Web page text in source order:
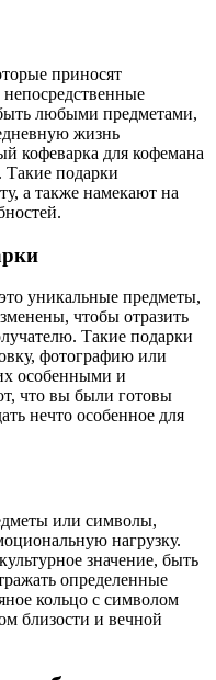
приносят
любыми предметами,
жизнь
кофеварка для кофемана
Такие подарки
а также намекают на
уникальные предметы,
чтобы отразить
Такие подарки
фотографию или
особенными и
что вы были готовы
нечто особенное для
или символы,
нагрузку.
значение, быть
определенные
кольцо с символом
близости и вечной